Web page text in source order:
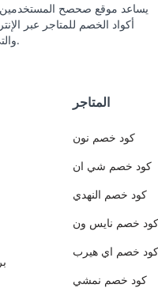
يساعد موقع صحصح
أكواد الخصم للمتاجر عبر
والتي يتم تحديثها باستمرار.
المتاجر
كود خصم نون
كود خصم شي ان
كود خصم النهدي
كود خصم نايس ون
كود خصم اي هيرب
كود خصم نمشي